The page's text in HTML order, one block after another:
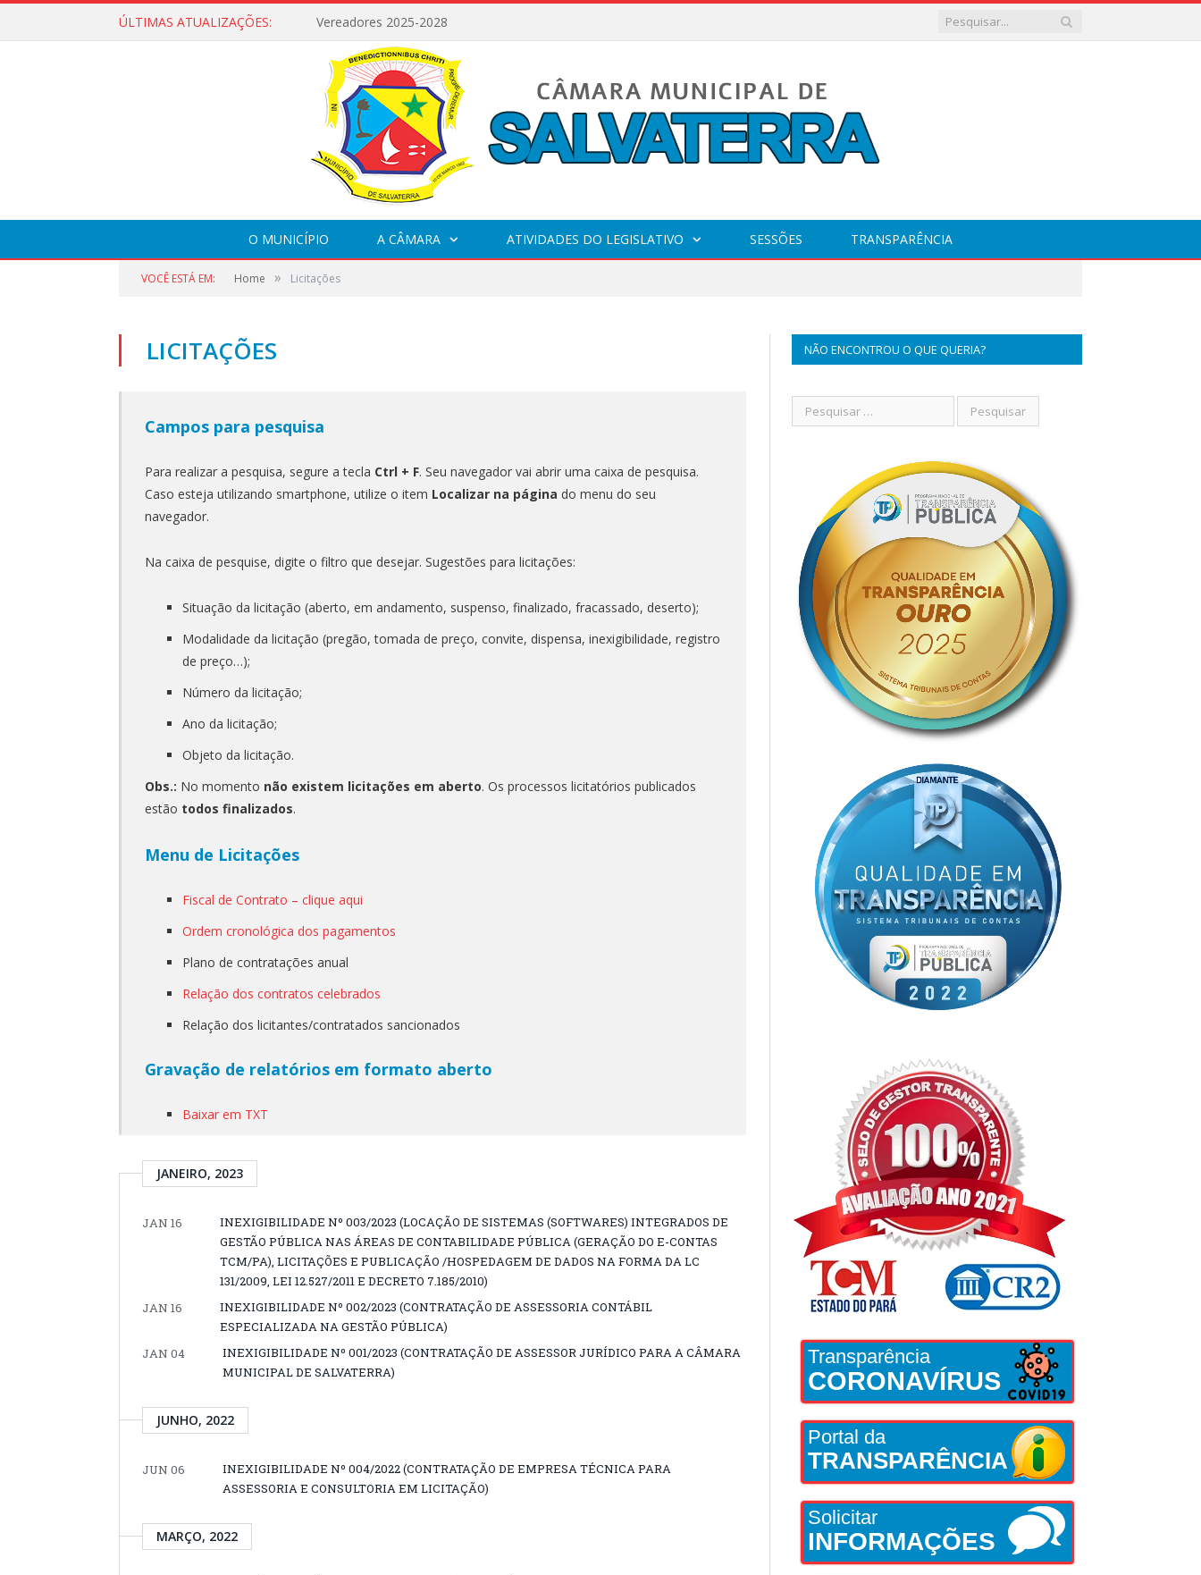
ÚLTIMAS ATUALIZAÇÕES: Vereadores 2025-2028
O MUNICÍPIO A CÂMARA ATIVIDADES DO LEGISLATIVO SESSÕES TRANSPARÊNCIA
VOCÊ ESTÁ EM: Home » Licitações
LICITAÇÕES
Campos para pesquisa
Para realizar a pesquisa, segure a tecla Ctrl + F. Seu navegador vai abrir uma caixa de pesquisa.
Caso esteja utilizando smartphone, utilize o item Localizar na página do menu do seu
navegador.
Na caixa de pesquise, digite o filtro que desejar. Sugestões para licitações:
Situação da licitação (aberto, em andamento, suspenso, finalizado, fracassado, deserto);
Modalidade da licitação (pregão, tomada de preço, convite, dispensa, inexigibilidade, registro
de preço…);
Número da licitação;
Ano da licitação;
Objeto da licitação.
Obs.: No momento não existem licitações em aberto. Os processos licitatórios publicados
estão todos finalizados.
Menu de Licitações
Fiscal de Contrato – clique aqui
Ordem cronológica dos pagamentos
Plano de contratações anual
Relação dos contratos celebrados
Relação dos licitantes/contratados sancionados
Gravação de relatórios em formato aberto
Baixar em TXT
JANEIRO, 2023
JAN 16
INEXIGIBILIDADE Nº 003/2023 (LOCAÇÃO DE SISTEMAS (SOFTWARES) INTEGRADOS DE
GESTÃO PÚBLICA NAS ÁREAS DE CONTABILIDADE PÚBLICA (GERAÇÃO DO E-CONTAS
TCM/PA), LICITAÇÕES E PUBLICAÇÃO /HOSPEDAGEM DE DADOS NA FORMA DA LC
131/2009, LEI 12.527/2011 E DECRETO 7.185/2010)
JAN 16
INEXIGIBILIDADE Nº 002/2023 (CONTRATAÇÃO DE ASSESSORIA CONTÁBIL
ESPECIALIZADA NA GESTÃO PÚBLICA)
JAN 04
INEXIGIBILIDADE Nº 001/2023 (CONTRATAÇÃO DE ASSESSOR JURÍDICO PARA A CÂMARA
MUNICIPAL DE SALVATERRA)
JUNHO, 2022
JUN 06
INEXIGIBILIDADE Nº 004/2022 (CONTRATAÇÃ​O DE EMPRESA TÉCNICA PARA
ASSESSORIA E CONSULTORIA EM LICITAÇÃO)
MARÇO, 2022
NÃO ENCONTROU O QUE QUERIA?
Transparência
CORONAVÍRUS
Portal da
TRANSPARÊNCIA
Solicitar
INFORMAÇÕES